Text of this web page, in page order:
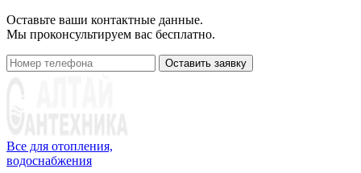
Оставьте ваши контактные данные.
Мы проконсультируем вас бесплатно.
Оставить заявку
Все для отопления,
водоснабжения